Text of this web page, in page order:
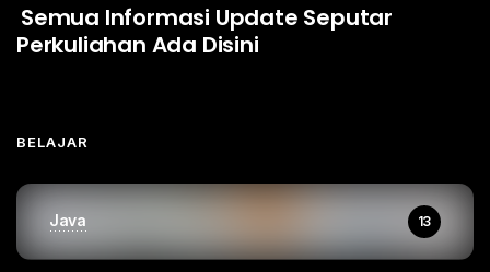
Semua Informasi Update Seputar
Perkuliahan Ada Disini
BELAJAR
Java 13